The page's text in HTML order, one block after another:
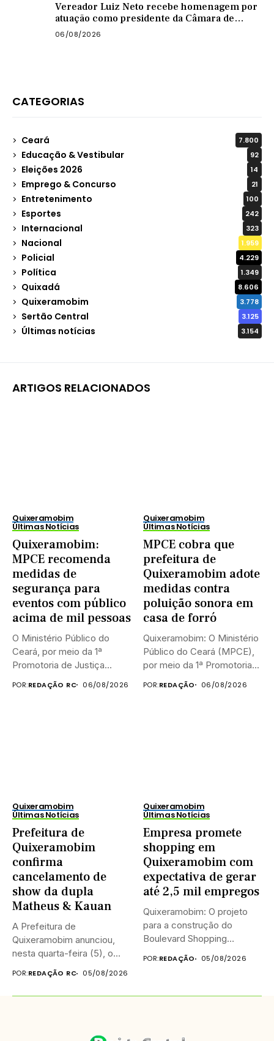
Vereador Luiz Neto recebe homenagem por
atuação como presidente da Câmara de
Quixadá
06/08/2026
CATEGORIAS
Ceará 7.800
Educação & Vestibular 92
Eleições 2026 14
Emprego & Concurso 21
Entretenimento 100
Esportes 242
Internacional 323
Nacional 1.959
Policial 4.229
Política 1.349
Quixadá 8.606
Quixeramobim 3.778
Sertão Central 3.125
Últimas notícias 3.154
ARTIGOS RELACIONADOS
Quixeramobim
Últimas Notícias
Quixeramobim:
MPCE recomenda
medidas de
segurança para
eventos com público
acima de mil pessoas
O Ministério Público do
Ceará, por meio da 1ª
Promotoria de Justiça...
POR:REDAÇÃO RC 06/08/2026
Quixeramobim
Últimas Notícias
MPCE cobra que
prefeitura de
Quixeramobim adote
medidas contra
poluição sonora em
casa de forró
Quixeramobim: O Ministério
Público do Ceará (MPCE),
por meio da 1ª Promotoria...
POR:REDAÇÃO 06/08/2026
Quixeramobim
Últimas Notícias
Prefeitura de
Quixeramobim
confirma
cancelamento de
show da dupla
Matheus & Kauan
A Prefeitura de
Quixeramobim anunciou,
nesta quarta-feira (5), o
cancelamento do show...
POR:REDAÇÃO RC 05/08/2026
Quixeramobim
Últimas Notícias
Empresa promete
shopping em
Quixeramobim com
expectativa de gerar
até 2,5 mil empregos
Quixeramobim: O projeto
para a construção do
Boulevard Shopping
Quixeramobim entrou em...
POR:REDAÇÃO 05/08/2026